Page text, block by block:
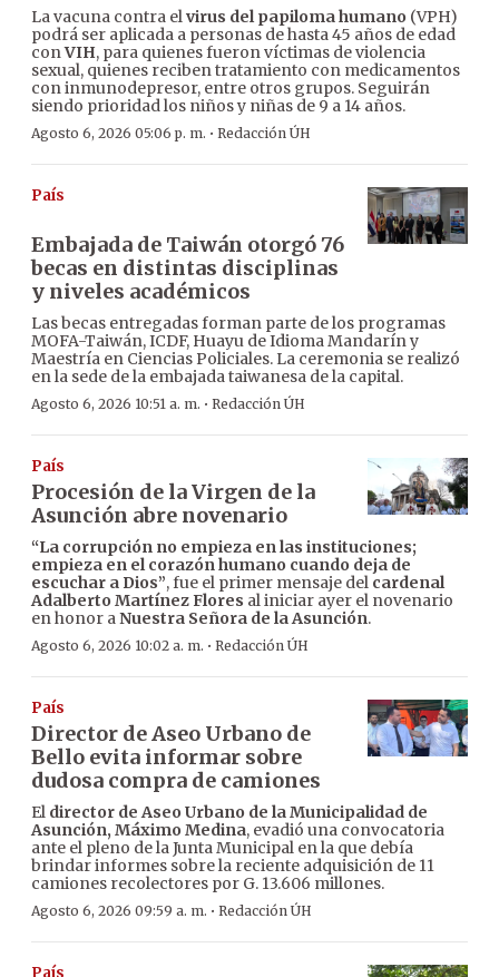
La vacuna contra elvirus del papiloma humano (VPH)
podrá ser aplicada a personas de hasta 45 años de edad
conVIH, para quienes fueron víctimas de violencia
sexual, quienes reciben tratamiento con medicamentos
con inmunodepresor, entre otros grupos. Seguirán
siendo prioridad los niños y niñas de 9 a 14 años.
Agosto 6, 2026 05:06 p. m. · Redacción ÚH
País
Embajada de Taiwán otorgó 76
becas en distintas disciplinas
y niveles académicos
Las becas entregadas forman parte de los programas
MOFA-Taiwán, ICDF, Huayu de Idioma Mandarín y
Maestría en Ciencias Policiales. La ceremonia se realizó
en la sede de la embajada taiwanesa de la capital.
Agosto 6, 2026 10:51 a. m. · Redacción ÚH
País
Procesión de la Virgen de la
Asunción abre novenario
“La corrupción no empieza en las instituciones;
empieza en el corazón humano cuando deja de
escuchar a Dios”, fue el primer mensaje del cardenal
Adalberto Martínez Flores al iniciar ayer el novenario
en honor aNuestra Señora de la Asunción.
Agosto 6, 2026 10:02 a. m. · Redacción ÚH
País
Director de Aseo Urbano de
Bello evita informar sobre
dudosa compra de camiones
El director de Aseo Urbano de la Municipalidad de
Asunción, Máximo Medina, evadió una convocatoria
ante el pleno de la Junta Municipal en la que debía
brindar informes sobre la reciente adquisición de 11
camiones recolectores por G. 13.606 millones.
Agosto 6, 2026 09:59 a. m. · Redacción ÚH